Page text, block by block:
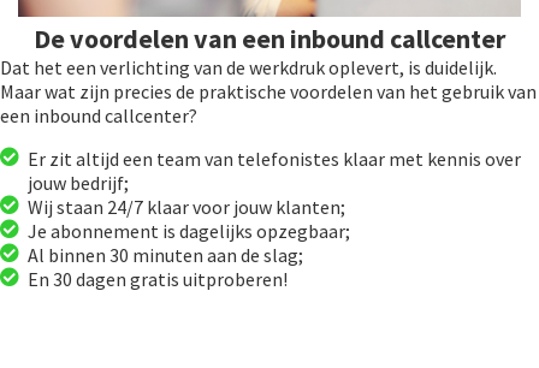
De voordelen van een inbound callcenter
Dat het een verlichting van de werkdruk oplevert, is duidelijk.
Maar wat zijn precies de praktische voordelen van het gebruik van
een inbound callcenter?
Er zit altijd een team van telefonistes klaar met kennis over
jouw bedrijf;
Wij staan 24/7 klaar voor jouw klanten;
Je abonnement is dagelijks opzegbaar;
Al binnen 30 minuten aan de slag;
En 30 dagen gratis uitproberen!